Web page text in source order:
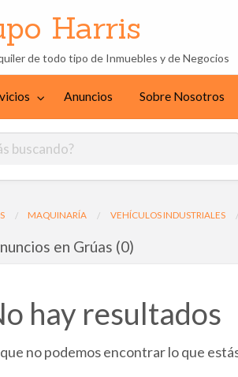
Contacto
Harris
de todo tipo de Inmuebles y de Negocios
Anuncios Sobre Nosotros
MAQUINARÍA VEHÍCULOS INDUSTRIALES
en Grúas (0)
hay resultados
no podemos encontrar lo que